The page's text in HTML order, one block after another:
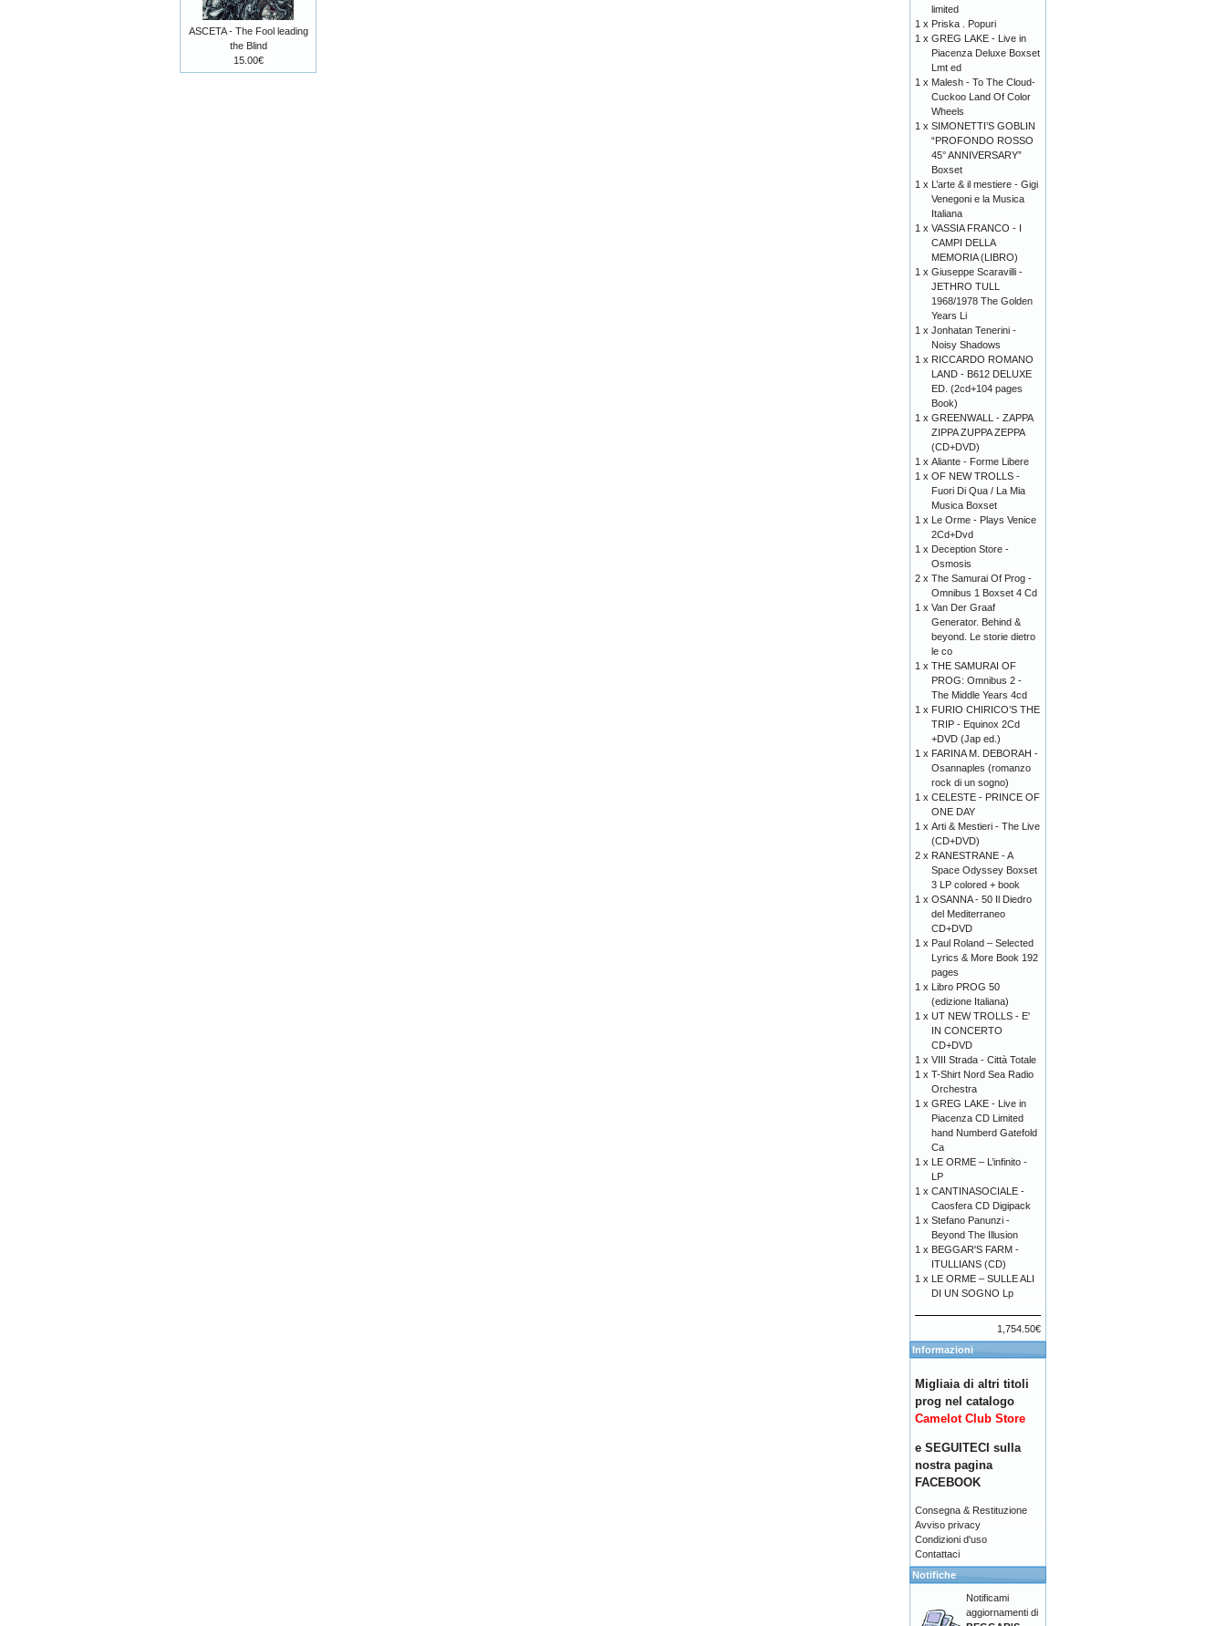
ASCETA - The Fool leading
the Blind
15.00€
limited
1 x Priska . Popuri
1 x GREG LAKE - Live in
Piacenza Deluxe Boxset
Lmt ed
1 x Malesh - To The Cloud-
Cuckoo Land Of Color
Wheels
1 x SIMONETTI’S GOBLIN
“PROFONDO ROSSO
45° ANNIVERSARY”
Boxset
1 x L’arte & il mestiere - Gigi
Venegoni e la Musica
Italiana
1 x VASSIA FRANCO - I
CAMPI DELLA
MEMORIA (LIBRO)
1 x Giuseppe Scaravilli -
JETHRO TULL
1968/1978 The Golden
Years Li
1 x Jonhatan Tenerini -
Noisy Shadows
1 x RICCARDO ROMANO
LAND - B612 DELUXE
ED. (2cd+104 pages
Book)
1 x GREENWALL - ZAPPA
ZIPPA ZUPPA ZEPPA
(CD+DVD)
1 x Aliante - Forme Libere
1 x OF NEW TROLLS -
Fuori Di Qua / La Mia
Musica Boxset
1 x Le Orme - Plays Venice
2Cd+Dvd
1 x Deception Store -
Osmosis
2 x The Samurai Of Prog -
Omnibus 1 Boxset 4 Cd
1 x Van Der Graaf
Generator. Behind &
beyond. Le storie dietro
le co
1 x THE SAMURAI OF
PROG: Omnibus 2 -
The Middle Years 4cd
1 x FURIO CHIRICO’S THE
TRIP - Equinox 2Cd
+DVD (Jap ed.)
1 x FARINA M. DEBORAH -
Osannaples (romanzo
rock di un sogno)
1 x CELESTE - PRINCE OF
ONE DAY
1 x Arti & Mestieri - The Live
(CD+DVD)
2 x RANESTRANE - A
Space Odyssey Boxset
3 LP colored + book
1 x OSANNA - 50 Il Diedro
del Mediterraneo
CD+DVD
1 x Paul Roland – Selected
Lyrics & More Book 192
pages
1 x Libro PROG 50
(edizione Italiana)
1 x UT NEW TROLLS - E'
IN CONCERTO
CD+DVD
1 x VIII Strada - Città Totale
1 x T-Shirt Nord Sea Radio
Orchestra
1 x GREG LAKE - Live in
Piacenza CD Limited
hand Numberd Gatefold
Ca
1 x LE ORME – L’infinito -
LP
1 x CANTINASOCIALE -
Caosfera CD Digipack
1 x Stefano Panunzi -
Beyond The Illusion
1 x BEGGAR'S FARM -
ITULLIANS (CD)
1 x LE ORME – SULLE ALI
DI UN SOGNO Lp
1,754.50€
Informazioni
Migliaia di altri titoli
prog nel catalogo
Camelot Club Store
e SEGUITECI sulla
nostra pagina
FACEBOOK
Consegna & Restituzione
Avviso privacy
Condizioni d'uso
Contattaci
Notifiche
Notificami
aggiornamenti di